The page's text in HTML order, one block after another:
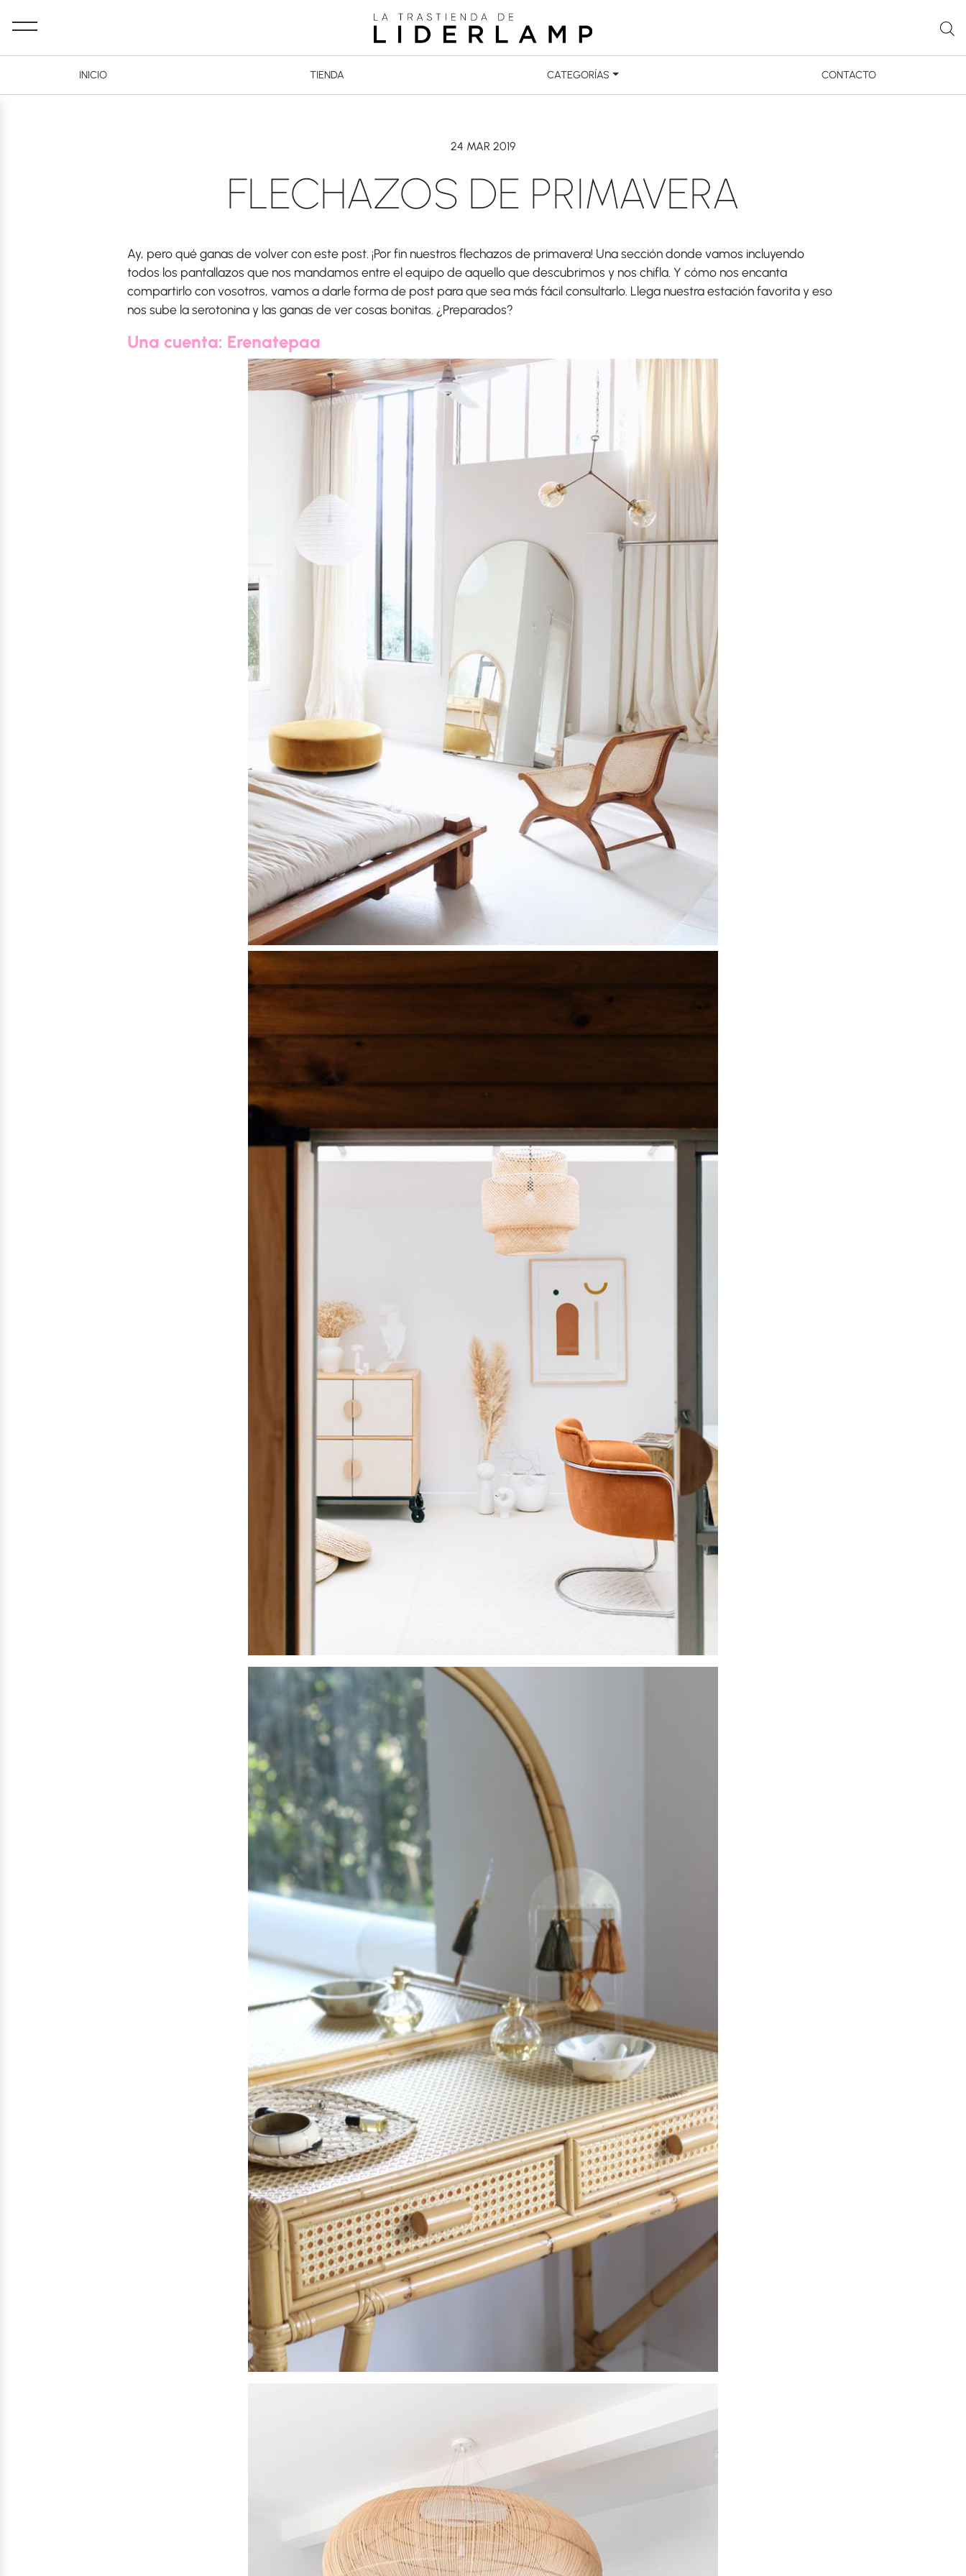
Desktop Navigation
INICIO TIENDA CATEGORÍAS CONTACTO
24 MAR 2019
FLECHAZOS DE PRIMAVERA
Ay, pero qué ganas de volver con este post. ¡Por fin nuestros flechazos de primavera! Una sección donde vamos incluyendo
todos los pantallazos que nos mandamos entre el equipo de aquello que descubrimos y nos chifla. Y cómo nos encanta
compartirlo con vosotros, vamos a darle forma de post para que sea más fácil consultarlo. Llega nuestra estación favorita y eso
nos sube la serotonina y las ganas de ver cosas bonitas. ¿Preparados?
Una cuenta: Erenatepaa